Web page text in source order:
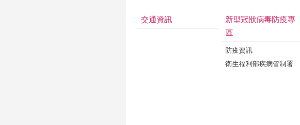
交通資訊
新型冠狀病毒防疫專
區
防疫資訊
衛生福利部疾病管制署